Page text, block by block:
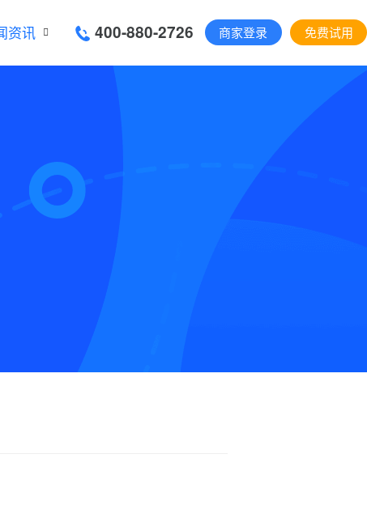
资讯 400-880-2726 商家登录 免费试用